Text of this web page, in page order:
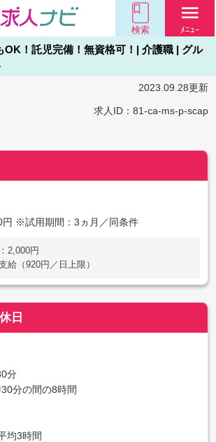
検索
menu
ﾒﾆｭｰ
OK！託児完備！無資格可！| 介護職 | グル
2023.09.28更新
求人ID：81-ca-ms-p-scap
※試用期間：3ヵ月／同条件
2,000円
給（920円／日上限）
日
分
分の間の8時間
均3時間